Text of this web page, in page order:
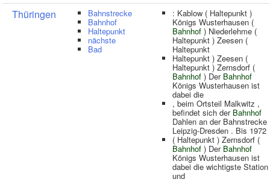
Thüringen Bahnstrecke
Bahnhof
Haltepunkt
nächste
Bad
: Kablow ( Haltepunkt )
Königs Wusterhausen (
Bahnhof ) Niederlehme (
Haltepunkt ) Zeesen (
Haltepunkt
Haltepunkt ) Zeesen (
Haltepunkt ) Zernsdorf (
Bahnhof ) Der Bahnhof
Königs Wusterhausen ist
dabei die
, beim Ortsteil Malkwitz ,
befindet sich der Bahnhof
Dahlen an der Bahnstrecke
Leipzig-Dresden . Bis 1972
( Haltepunkt ) Zernsdorf (
Bahnhof ) Der Bahnhof
Königs Wusterhausen ist
dabei die wichtigste Station
und